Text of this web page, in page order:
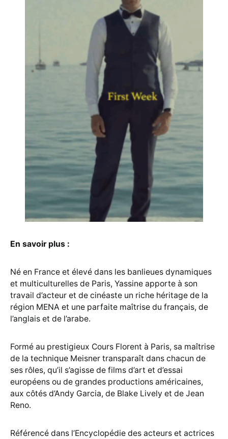
En savoir plus :
Né en France et élevé dans les banlieues dynamiques
et multiculturelles de Paris, Yassine apporte à son
travail d’acteur et de cinéaste un riche héritage de la
région MENA et une parfaite maîtrise du français, de
l’anglais et de l’arabe.
Formé au prestigieux Cours Florent à Paris, sa maîtrise
de la technique Meisner transparaît dans chacun de
ses rôles, qu’il s’agisse de films d’art et d’essai
européens ou de grandes productions américaines,
aux côtés d’Andy Garcia, de Blake Lively et de Jean
Reno.
Référencé dans l’Encyclopédie des acteurs et actrices